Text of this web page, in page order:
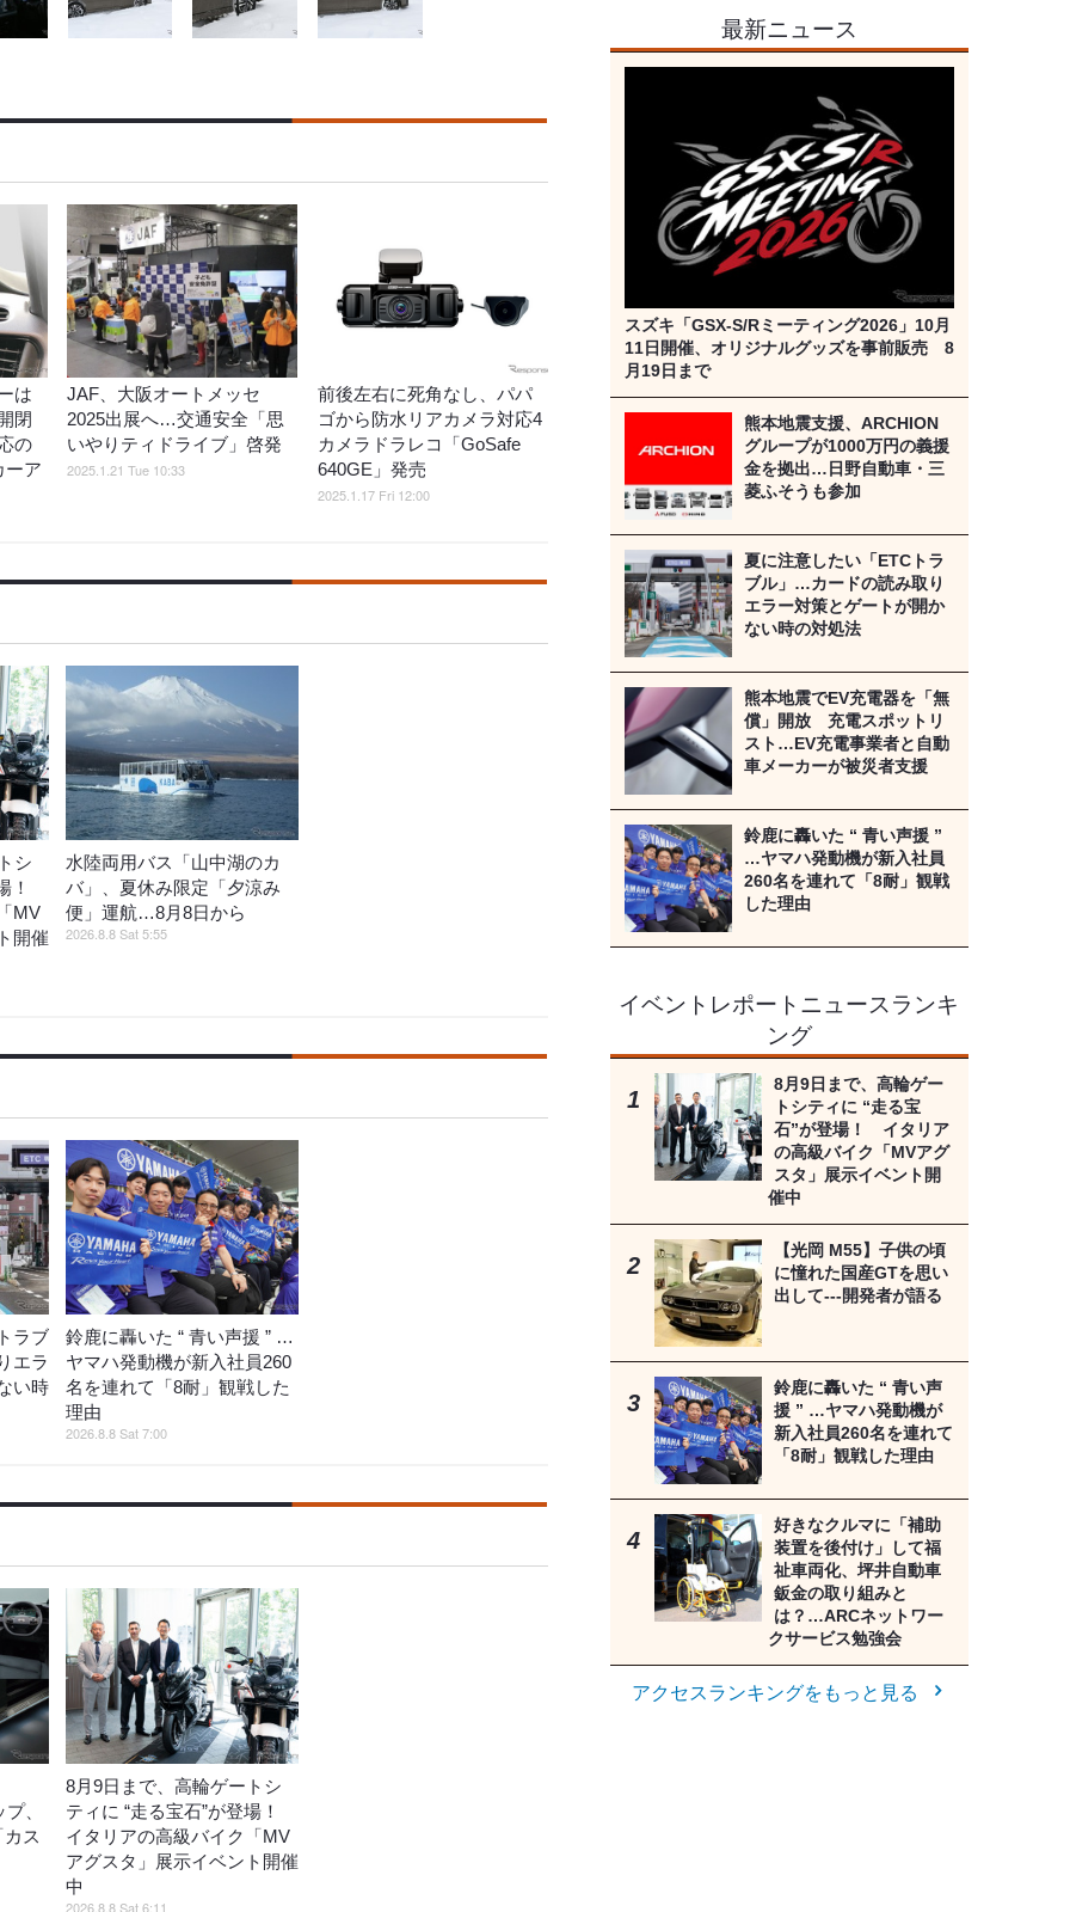
は
閉
の
ーア
JAF、大阪オートメッセ
2025出展へ…交通安全「思
いやりティドライブ」啓発
2025.1.21 Tue 10:33
前後左右に死角なし、パパ
ゴから防水リアカメラ対応4
カメラドラレコ「GoSafe
640GE」発売
2025.1.17 Fri 12:00
シ
！
MV
開催
水陸両用バス「山中湖のカ
バ」、夏休み限定「夕涼み
便」運航…8月8日から
2026.8.8 Sat 5:55
ラブ
エラ
い時
鈴鹿に轟いた “ 青い声援 ” …
ヤマハ発動機が新入社員260
名を連れて「8耐」観戦した
理由
2026.8.8 Sat 7:00
、
ス
8月9日まで、高輪ゲートシ
ティに “走る宝石”が登場！
イタリアの高級バイク「MV
アグスタ」展示イベント開催
中
2026.8.8 Sat 6:11
最新ニュース
スズキ「GSX-S/Rミーティング2026」10月
11日開催、オリジナルグッズを事前販売 8
月19日まで
熊本地震支援、ARCHION
グループが1000万円の義援
金を拠出…日野自動車・三
菱ふそうも参加
夏に注意したい「ETCトラ
ブル」…カードの読み取り
エラー対策とゲートが開か
ない時の対処法
熊本地震でEV充電器を「無
償」開放 充電スポットリ
スト…EV充電事業者と自動
車メーカーが被災者支援
鈴鹿に轟いた “ 青い声援 ”
…ヤマハ発動機が新入社員
260名を連れて「8耐」観戦
した理由
イベントレポートニュースランキ
ング
8月9日まで、高輪ゲー
トシティに “走る宝
石”が登場！ イタリア
の高級バイク「MVアグ
スタ」展示イベント開
催中
【光岡 M55】子供の頃
に憧れた国産GTを思い
出して---開発者が語る
鈴鹿に轟いた “ 青い声
援 ” …ヤマハ発動機が
新入社員260名を連れて
「8耐」観戦した理由
好きなクルマに「補助
装置を後付け」して福
祉車両化、坪井自動車
鈑金の取り組みと
は？…ARCネットワー
クサービス勉強会
アクセスランキングをもっと見る